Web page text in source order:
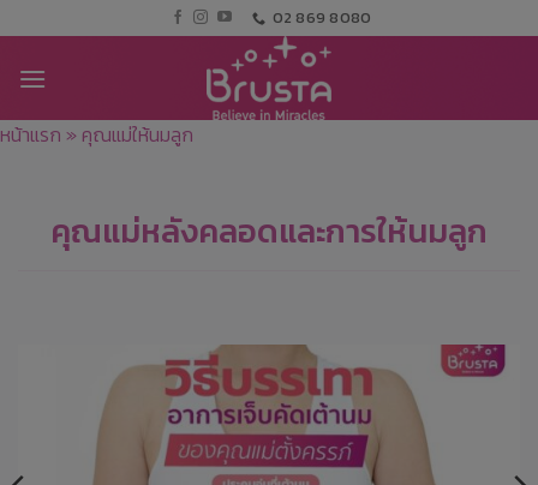
02 869 8080
หน้าแรก » คุณแม่ให้นมลูก
คุณแม่หลังคลอดและการให้นมลูก